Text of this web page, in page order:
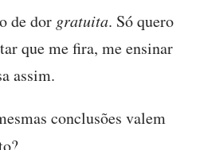
de dor gratuita. Só quero
que me fira, me ensinar
assim.
conclusões valem